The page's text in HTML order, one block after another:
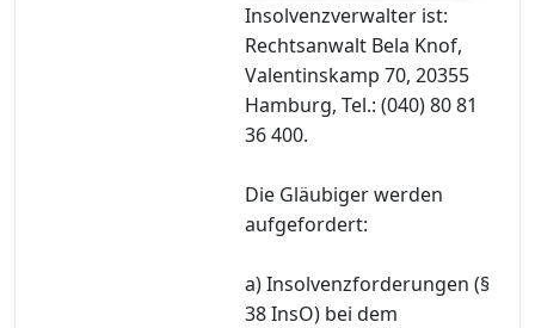
Insolvenzverwalter ist:
Rechtsanwalt Bela Knof,
Valentinskamp 70, 20355
Hamburg, Tel.: (040) 80 81
36 400.
Die Gläubiger werden
aufgefordert:
a) Insolvenzforderungen (§
38 InsO) bei dem